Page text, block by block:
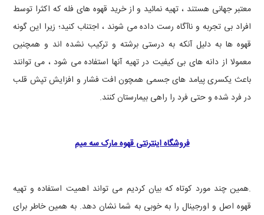
معتبر جهانی هستند ، تهیه نمائید و از خرید قهوه های فله که اکثرا توسط
افراد بی تجربه و ناآگاه رست داده می شوند ، اجتناب کنید؛ زیرا این گونه
قهوه ها به دلیل آنکه به درستی برشته و ترکیب نشده اند و همچنین
معمولا از دانه های بی کیفیت در تهیه آنها استفاده می شود ، می توانند
باعث یکسری پیامد های جسمی همچون افت فشار و افزایش تپش قلب
در فرد شده و حتی فرد را راهی بیمارستان کنند.
فروشگاه اینترنتی قهوه مارک سه میم
.همین چند مورد کوتاه که بیان کردیم می تواند اهمیت استفاده و تهیه
قهوه اصل و اورجینال را به خوبی به شما نشان دهد. به همین خاطر برای